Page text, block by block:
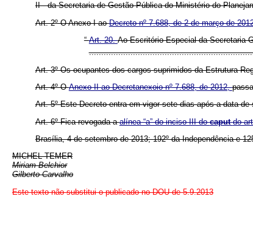
II - da Secretaria de Gestão Pública do Ministério do
Art. 2º O Anexo I aoDecreto nº 7.688, de 2 de março de
“Art. 20.Ao Escritório Especial da Secretaria-
Art. 3º Os ocupantes dos cargos suprimidos da Estrutura
Art. 4º OAnexo II ao Decretanexoio nº 7.688, de 2012,
Art. 5º Este Decreto entra em vigor sete dias após a data de
Art. 6º Fica revogada aalínea “a” do inciso III docaputdo
Brasília, 4 de setembro de 2013; 192º da Independência e
MICHEL TEMER
Miriam Belchior
Gilberto Carvalho
Este texto não substitui o publicado no DOU de 5.9.2013